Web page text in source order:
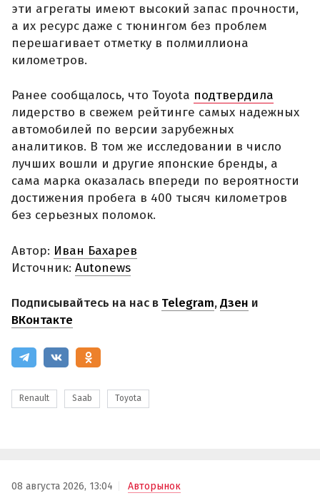
эти агрегаты имеют высокий запас прочности,
а их ресурс даже с тюнингом без проблем
перешагивает отметку в полмиллиона
километров.
Ранее сообщалось, что Toyota подтвердила
лидерство в свежем рейтинге самых надежных
автомобилей по версии зарубежных
аналитиков. В том же исследовании в число
лучших вошли и другие японские бренды, а
сама марка оказалась впереди по вероятности
достижения пробега в 400 тысяч километров
без серьезных поломок.
Автор: Иван Бахарев
Источник: Autonews
Подписывайтесь на нас в Telegram,Дзен и
ВКонтакте
Renault Saab Toyota
08 августа 2026, 13:04 Авторынок